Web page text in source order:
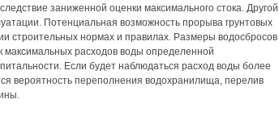
заниженной оценки максимального стока. Другой
Потенциальная возможность прорыва грунтовых
строительных нормах и правилах. Размеры водосбросов
максимальных расходов воды определенной
Если будет наблюдаться расход воды более
вероятность переполнения водохранилища, перелив